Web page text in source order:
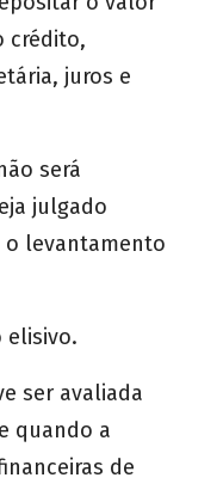
crédito,
juros e
será
julgado
o levantamento
elisivo.
ser avaliada
quando a
de